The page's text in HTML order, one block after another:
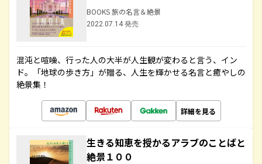
BOOKS 旅の名言＆絶景
2022.07.14 発売
混沌と喧噪、行った人の大半が人生観が変わると言う、イン
ド。「地球の歩き方」が贈る、人生を輝かせる名言と癒やしの
絶景集！
詳細を見る
生きる知恵を授かるアラブのことばと
絶景１００